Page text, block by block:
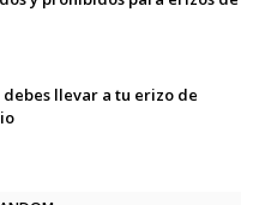
debes llevar a tu erizo de